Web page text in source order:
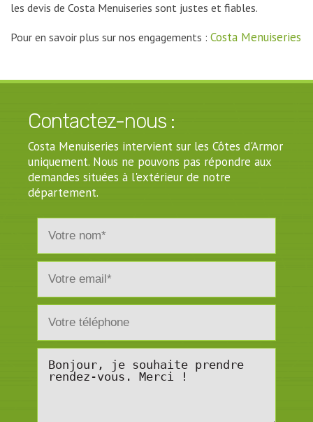
les devis de Costa Menuiseries sont justes et fiables.
Pour en savoir plus sur nos engagements : Costa Menuiseries
Contactez-nous :
Costa Menuiseries intervient sur les Côtes d'Armor
uniquement. Nous ne pouvons pas répondre aux
demandes situées à l'extérieur de notre
département.